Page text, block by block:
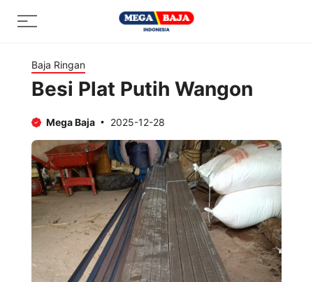
Menu
Baja Ringan
Besi Plat Putih Wangon
Mega Baja 2025-12-28